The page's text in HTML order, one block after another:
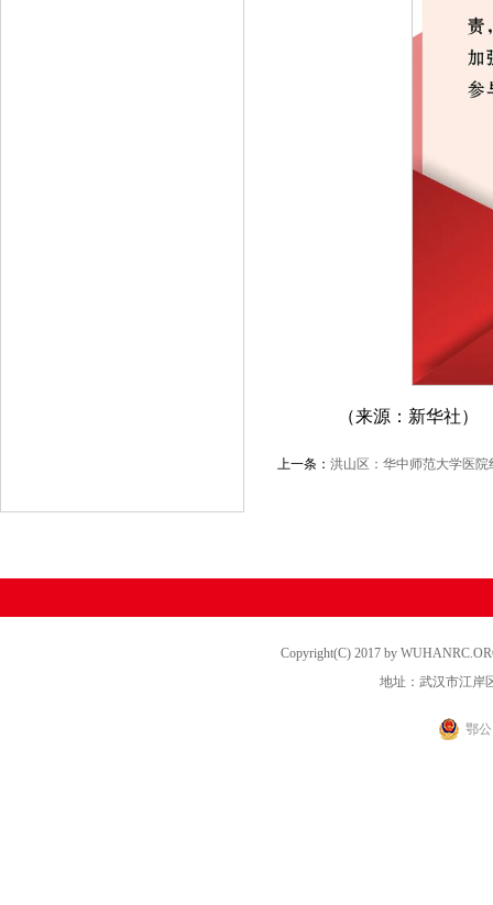
（来源：新华社）
上一条： 洪山区：华中师范大学医
Copyright(C) 2017 by
地址：武汉市江岸
鄂公